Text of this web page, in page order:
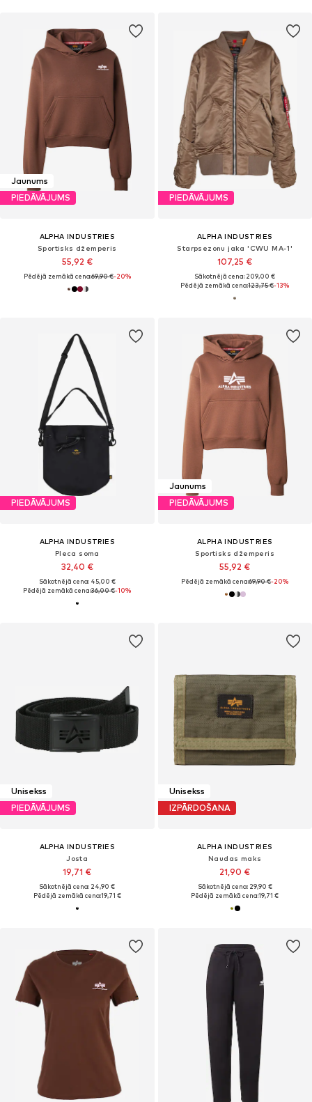
Jaunums
PIEDĀVĀJUMS
ALPHA INDUSTRIES
Sportisks džemperis
55,92 €
Pēdējā zemākā cena:69,90 €-20%
PIEDĀVĀJUMS
ALPHA INDUSTRIES
Starpsezonu jaka 'CWU MA-1'
107,25 €
Sākotnējā cena: 209,00 €
Pēdējā zemākā cena:123,75 €-13%
PIEDĀVĀJUMS
ALPHA INDUSTRIES
Pleca soma
32,40 €
Sākotnējā cena: 45,00 €
Pēdējā zemākā cena:36,00 €-10%
Jaunums
PIEDĀVĀJUMS
ALPHA INDUSTRIES
Sportisks džemperis
55,92 €
Pēdējā zemākā cena:69,90 €-20%
Unisekss
PIEDĀVĀJUMS
ALPHA INDUSTRIES
Josta
19,71 €
Sākotnējā cena: 24,90 €
Pēdējā zemākā cena:19,71 €
Unisekss
IZPĀRDOŠANA
ALPHA INDUSTRIES
Naudas maks
21,90 €
Sākotnējā cena: 29,90 €
Pēdējā zemākā cena:19,71 €